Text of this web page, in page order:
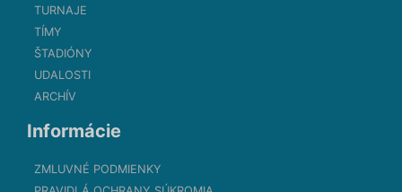
TURNAJE
TÍMY
ŠTADIÓNY
UDALOSTI
ARCHÍV
Informácie
ZMLUVNÉ PODMIENKY